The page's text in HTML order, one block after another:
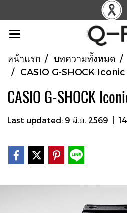
หน้าแรก บทความทั้งหมด
CASIO G-SHOCK
CASIO G-SHOCK
Last updated: 9 มิ.ย. 2569